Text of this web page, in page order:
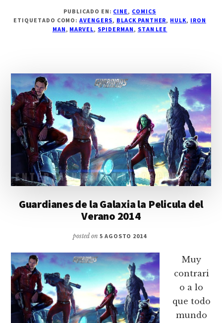
PUBLICADO EN: CINE , COMICS
ETIQUETADO COMO:AVENGERS, BLACK PANTHER, HULK, IRON
MAN , MARVEL, SPIDERMAN , STAN LEE
Guardianes de la Galaxia la Pelicula del
Verano 2014
posted on 5 AGOSTO 2014
Muy
contrari
o a lo
que todo
mundo